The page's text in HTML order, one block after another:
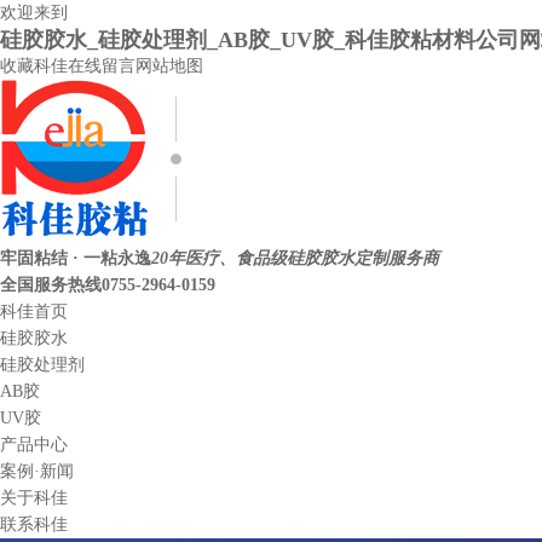
欢迎来到
硅胶胶水_硅胶处理剂_AB胶_UV胶_科佳胶粘材料公司
收藏科佳在线留言网站地图
牢固粘结 · 一粘永逸20年医疗、食品级硅胶胶水定制服务商
全国服务热线0755-2964-0159
科佳首页
硅胶胶水
硅胶处理剂
AB胶
UV胶
产品中心
案例·新闻
关于科佳
联系科佳